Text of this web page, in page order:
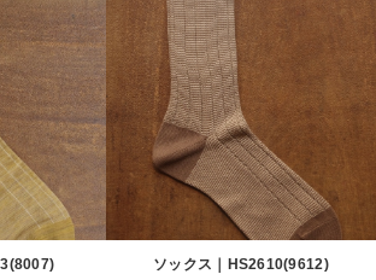
ソックス｜HS2610(9612)